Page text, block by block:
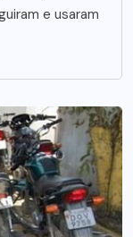
e usaram